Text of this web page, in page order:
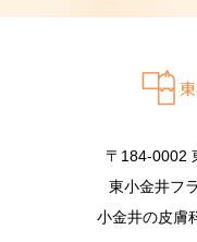
〒184-0002
東小金井フ
小金井の皮膚